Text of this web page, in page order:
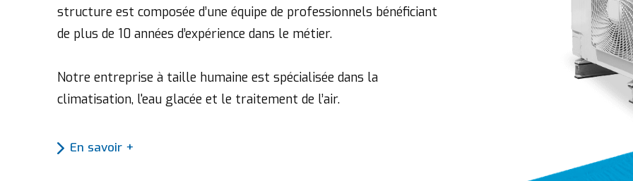
structure est composée d’une équipe de professionnels bénéficiant
de plus de 10 années d’expérience dans le métier.
Notre entreprise à taille humaine est spécialisée dans la
climatisation, l'eau glacée et le traitement de l’air.
En savoir +